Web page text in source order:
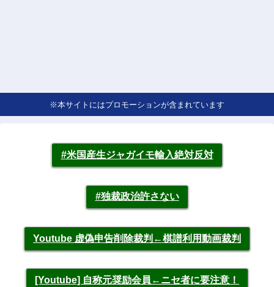
※本サイトにはプロモーションが含まれています
#米国産生ジャガイモ輸入絶対反対
#独裁政治許さない
Youtube 虚偽申告削除裁判←棋譜利用動画裁判
[Youtube] 自称元奨励会員←ニセ者に要注意！